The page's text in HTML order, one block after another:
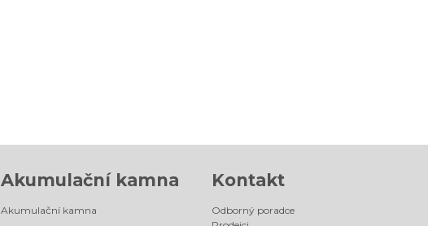
Akumulační kamna
Akumulační kamna
Kontakt
Odborný poradce